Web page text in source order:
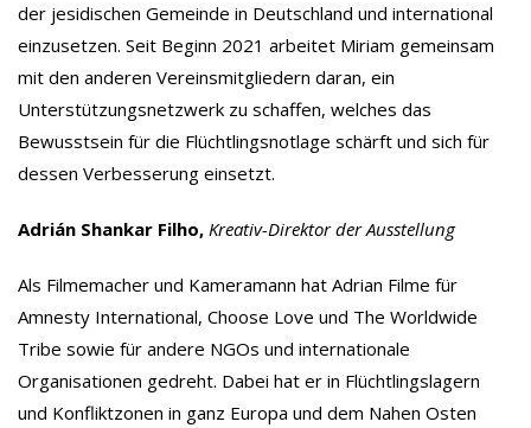
der jesidischen Gemeinde in Deutschland und international
einzusetzen. Seit Beginn 2021 arbeitet Miriam gemeinsam
mit den anderen Vereinsmitgliedern daran, ein
Unterstützungsnetzwerk zu schaffen, welches das
Bewusstsein für die Flüchtlingsnotlage schärft und sich für
dessen Verbesserung einsetzt.
Adrián Shankar Filho, Kreativ-Direktor der Ausstellung
Als Filmemacher und Kameramann hat Adrian Filme für
Amnesty International, Choose Love und The Worldwide
Tribe sowie für andere NGOs und internationale
Organisationen gedreht. Dabei hat er in Flüchtlingslagern
und Konfliktzonen in ganz Europa und dem Nahen Osten